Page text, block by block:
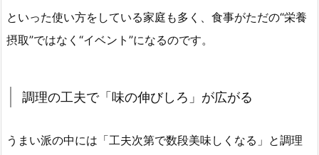
といった使い方をしている家庭も多く、食事がただの“栄養
摂取”ではなく“イベント”になるのです。
調理の工夫で「味の伸びしろ」が広がる
うまい派の中には「工夫次第で数段美味しくなる」と調理